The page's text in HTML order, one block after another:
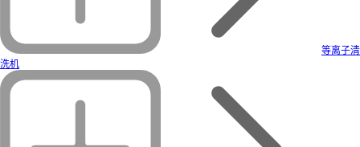
等离子清
洗机